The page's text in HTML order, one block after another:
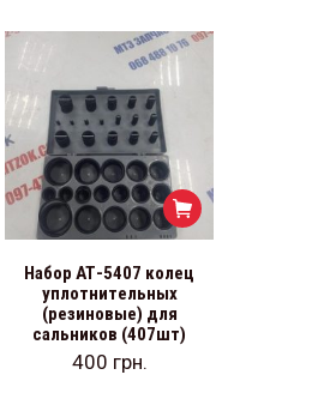
Набор АТ-5407 колец
уплотнительных
(резиновые) для
сальников (407шт)
400 грн.